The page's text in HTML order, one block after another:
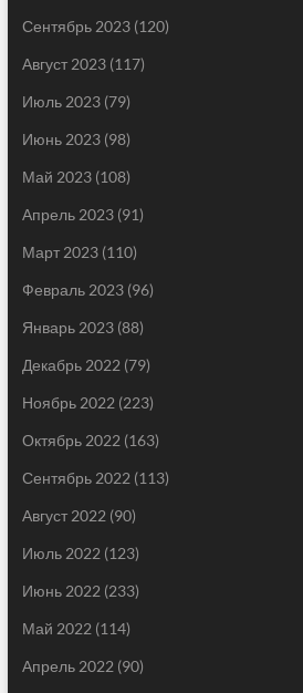
Сентябрь 2023(120)
Август 2023(117)
Июль 2023(79)
Июнь 2023(98)
Май 2023(108)
Апрель 2023(91)
Март 2023(110)
Февраль 2023(96)
Январь 2023(88)
Декабрь 2022 (79)
Ноябрь 2022 (223)
Октябрь 2022 (163)
Сентябрь 2022 (113)
Август 2022 (90)
Июль 2022 (123)
Июнь 2022 (233)
Май 2022 (114)
Апрель 2022 (90)